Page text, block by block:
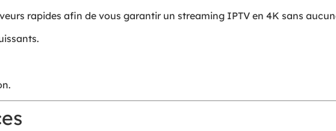
rapides afin de vous garantir un streaming IPTV en 4K sans